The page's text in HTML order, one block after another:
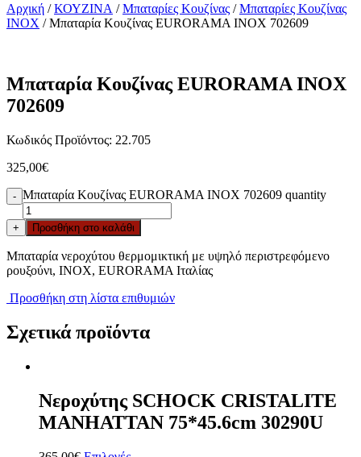
Αρχική /ΚΟΥΖΙΝΑ /Μπαταρίες Κουζίνας /Μπαταρίες Κουζίνας
INOX / Μπαταρία Κουζίνας EURORAMA INOX 702609
Μπαταρία Κουζίνας EURORAMA INOX
702609
Κωδικός Προϊόντος: 22.705
325,00€
- Μπαταρία Κουζίνας EURORAMA INOX 702609 quantity
+ Προσθήκη στο καλάθι
Μπαταρία νεροχύτου θερμομικτική με υψηλό περιστρεφόμενο
ρουξούνι, ΙΝΟΧ, EURORAMA Ιταλίας
Προσθήκη στη λίστα επιθυμιών
Σχετικά προϊόντα
Νεροχύτης SCHOCK CRISTALITE
MANHATTAN 75*45.6cm 30290U